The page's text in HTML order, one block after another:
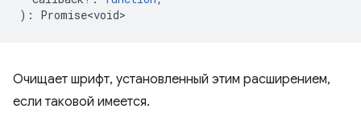
) : Promise<void>
Очищает шрифт, установленный этим расширением,
если таковой имеется.